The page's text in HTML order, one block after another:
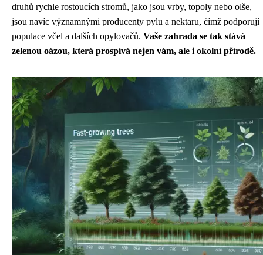
druhů rychle rostoucích stromů, jako jsou vrby, topoly nebo olše,
jsou navíc významnými producenty pylu a nektaru, čímž podporují
populace včel a dalších opylovačů. Vaše zahrada se tak stává
zelenou oázou, která prospívá nejen vám, ale i okolní přírodě.